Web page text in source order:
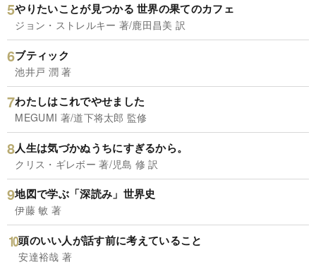
やりたいことが見つかる 世界の果てのカフェ
ジョン・ストレルキー 著/鹿田昌美 訳
ブティック
池井戸 潤 著
わたしはこれでやせました
MEGUMI 著/道下将太郎 監修
人生は気づかぬうちにすぎるから。
クリス・ギレボー 著/児島 修 訳
地図で学ぶ「深読み」世界史
伊藤 敏 著
頭のいい人が話す前に考えていること
安達裕哉 著